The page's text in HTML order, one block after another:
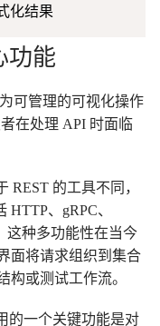
化结果
功能
可管理的可视化操作
在处理 API 时面临
REST 的工具不同，
HTTP、gRPC、
这种多功能性在当今
面将请求组织到集合
构或测试工作流。
的一个关键功能是对